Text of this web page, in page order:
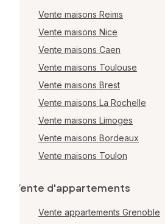
Vente maisons Reims
Vente maisons Nice
Vente maisons Caen
Vente maisons Toulouse
Vente maisons Brest
Vente maisons La Rochelle
Vente maisons Limoges
Vente maisons Bordeaux
Vente maisons Toulon
Vente d'appartements
Vente appartements Grenoble